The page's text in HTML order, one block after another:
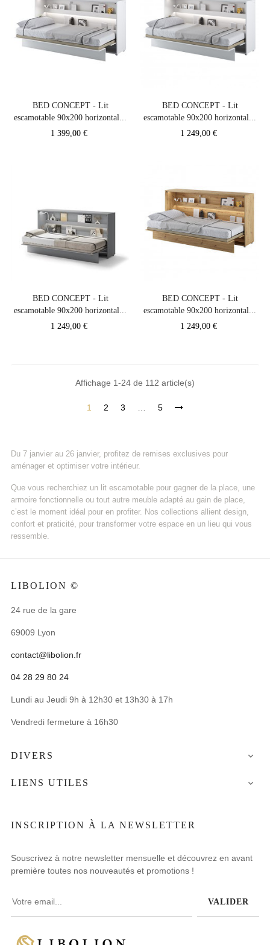
BED CONCEPT - Lit
escamotable 90x200 horizontal...
Prix
1 399,00 €
BED CONCEPT - Lit
escamotable 90x200 horizontal...
Prix
1 249,00 €
BED CONCEPT - Lit
escamotable 90x200 horizontal...
Prix
1 249,00 €
BED CONCEPT - Lit
escamotable 90x200 horizontal...
Prix
1 249,00 €
Affichage 1-24 de 112 article(s)
1 2 3 5
Du 7 janvier au 26 janvier, profitez de remises exclusives pour
aménager et optimiser votre intérieur.
Que vous recherchiez un lit escamotable pour gagner de la place, une
armoire fonctionnelle ou tout autre meuble adapté au gain de place,
c’est le moment idéal pour en profiter. Nos collections allient design,
confort et praticité, pour transformer votre espace en un lieu qui vous
ressemble.
LIBOLION ©
24 rue de la gare
69009 Lyon
contact@libolion.fr
04 28 29 80 24
Lundi au Jeudi 9h à 12h30 et 13h30 à 17h
Vendredi fermeture à 16h30
DIVERS 
LIENS UTILES 
INSCRIPTION À LA NEWSLETTER
Souscrivez à notre newsletter mensuelle et découvrez en avant
première toutes nos nouveautés et promotions !
VALIDER